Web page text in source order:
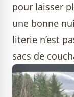
pour laisser
une bonne
literie n’est
sacs de